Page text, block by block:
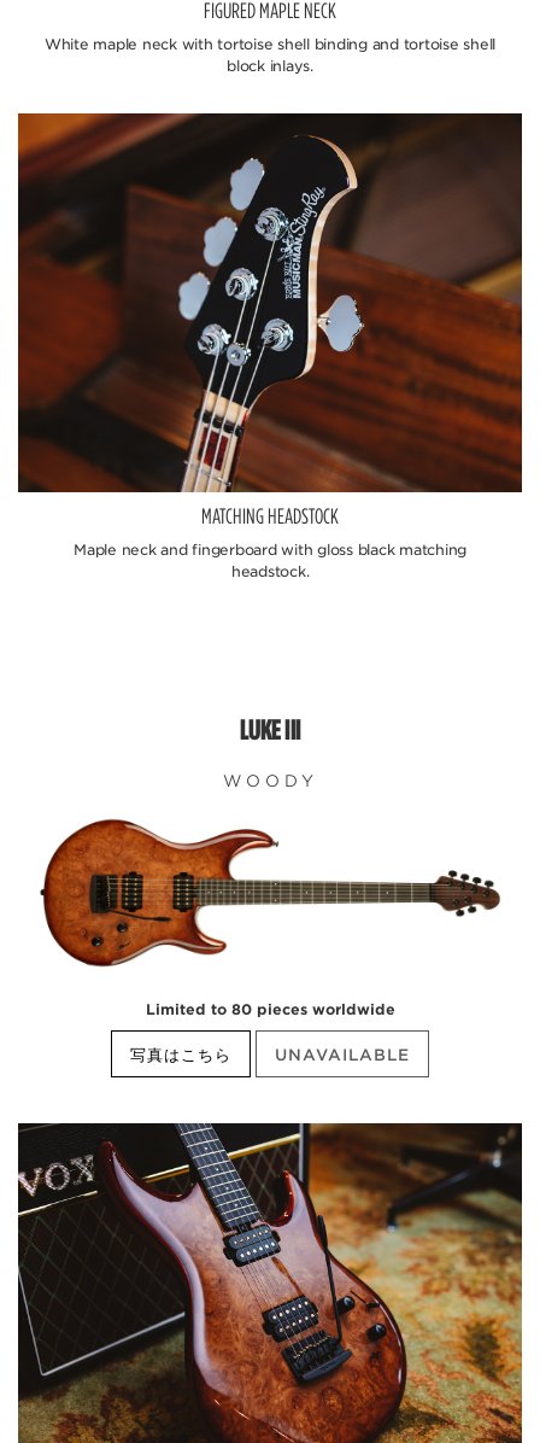
FIGURED MAPLE NECK
White maple neck with tortoise shell binding and tortoise shell
block inlays.
MATCHING HEADSTOCK
Maple neck and fingerboard with gloss black matching
headstock.
LUKE III
WOODY
Limited to 80 pieces worldwide
写真はこちら UNAVAILABLE